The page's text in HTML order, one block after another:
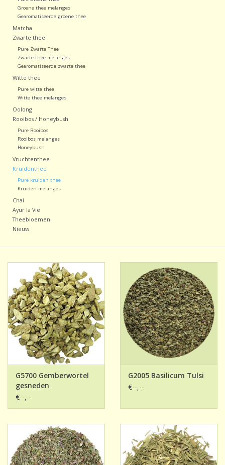
Groene thee melanges
Gearomatiseerde groene thee
Matcha
Zwarte thee
Pure Zwarte Thee
Zwarte thee melanges
Gearomatiseerde zwarte thee
Witte thee
Pure witte thee
Witte thee melanges
Oolong
Rooibos / Honeybush
Pure Rooibos
Rooibos melanges
Honeybush
Vruchtenthee
Kruidenthee
Pure kruiden thee
Kruiden melanges
Chai
Ayur la Vie
Theebloemen
Nieuw
G5700 Gemberwortel
gesneden
€--,--
G2005 Basilicum Tulsi
€--,--